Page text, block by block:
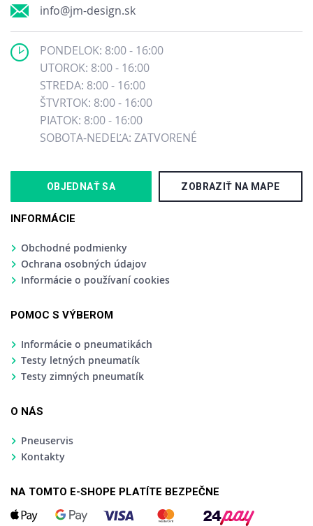
info@jm-design.sk
PONDELOK: 8:00 - 16:00
UTOROK: 8:00 - 16:00
STREDA: 8:00 - 16:00
ŠTVRTOK: 8:00 - 16:00
PIATOK: 8:00 - 16:00
SOBOTA-NEDEĽA: ZATVORENÉ
OBJEDNAŤ SA ZOBRAZIŤ NA MAPE
INFORMÁCIE
Obchodné podmienky
Ochrana osobných údajov
Informácie o používaní cookies
POMOC S VÝBEROM
Informácie o pneumatikách
Testy letných pneumatík
Testy zimných pneumatík
O NÁS
Pneuservis
Kontakty
NA TOMTO E-SHOPE PLATÍTE BEZPEČNE